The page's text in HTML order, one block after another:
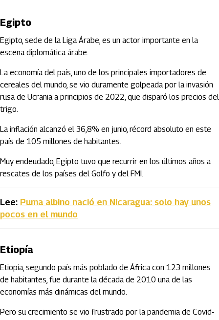
Egipto
Egipto, sede de la Liga Árabe, es un actor importante en la
escena diplomática árabe.
La economía del país, uno de los principales importadores de
cereales del mundo, se vio duramente golpeada por la invasión
rusa de Ucrania a principios de 2022, que disparó los precios del
trigo.
La inflación alcanzó el 36,8% en junio, récord absoluto en este
país de 105 millones de habitantes.
Muy endeudado, Egipto tuvo que recurrir en los últimos años a
rescates de los países del Golfo y del FMI.
Lee: Puma albino nació en Nicaragua: solo hay unos
pocos en el mundo
Etiopía
Etiopía, segundo país más poblado de África con 123 millones
de habitantes, fue durante la década de 2010 una de las
economías más dinámicas del mundo.
Pero su crecimiento se vio frustrado por la pandemia de Covid-